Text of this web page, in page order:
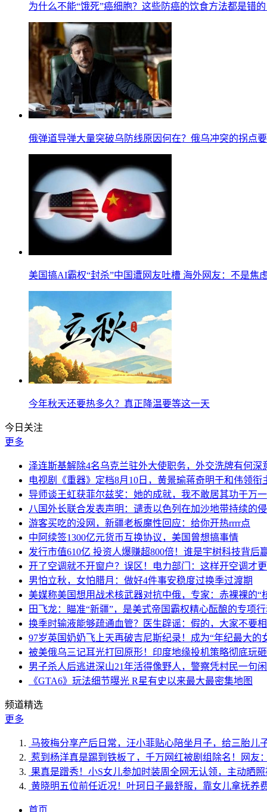
为什么不能“饿死”癌细胞？这些防癌的饮食方法都是错的
俄弹道导弹大量突破乌防线原因何在？俄乌冲突的拐点要
美国搞AI霸权“封杀”中国遭网友吐槽 海外网友：不是焦
今年秋天还要热多久？真正降温要等这一天
今日关注
更多
泽连斯基解除4名乌克兰驻外大使职务，外交洗牌有何深
电视剧《重器》定档8月10日，黄景瑜蒋奇明于和伟领衔
导师谈王虹获菲尔兹奖：她的成就，我不敢居其功于万一
八国外长联合发表声明：谴责以色列在加沙地带持续的
游客买吃的没网，新疆老板魔性回应：给你开热rrrr点
中阿续签1300亿元货币互换协议，美国曾想搞事情
发行市值610亿 投资人爆赚超800倍！谁是宇树科技背后
开了空调就不开窗户？误区！电力部门：这样开空调才
男怕立秋，女怕腊月：做好4件事安稳度过换季过渡期
美媒称美国想用战术核武器对抗中俄，专家：赤裸裸的“
田飞龙：瞄准“新疆”，是美式帝国霸权精心酝酿的专项
换季时输液能够疏通血管？医生辟谣：假的，大家不要
97岁英国奶奶飞上天再破吉尼斯纪录！成为“年纪最大的
被美俄乌三记耳光打回原形！印度地缘投机策略彻底玩砸
男子杀人后逃进深山21年活得像野人，警察凭村民一句
《GTA6》玩法细节曝光 R星有史以来最大最密集地图
频道精选
更多
马筱梅分享产后日常，汪小菲贴心陪坐月子，给三胎儿
惹到杨洋真是踢到铁板了，千万网红被剧组除名！网友
果真是蹭秀！小S女儿参加时装周全网无认领，主动晒
黄晓明五位前任近况！叶珂日子最舒服，靠女儿拿抚养
首页